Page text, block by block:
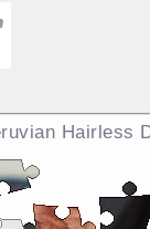
Hairless